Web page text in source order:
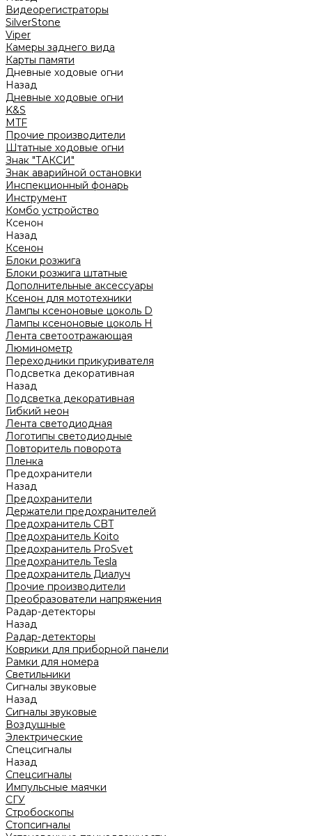
Видеорегистраторы
SilverStone
Viper
Камеры заднего вида
Карты памяти
Дневные ходовые огни
Назад
Дневные ходовые огни
K&S
MTF
Прочие производители
Штатные ходовые огни
Знак "ТАКСИ"
Знак аварийной остановки
Инспекционный фонарь
Инструмент
Комбо устройство
Ксенон
Назад
Ксенон
Блоки розжига
Блоки розжига штатные
Дополнительные аксессуары
Ксенон для мототехники
Лампы ксеноновые цоколь D
Лампы ксеноновые цоколь H
Лента светоотражающая
Люминометр
Переходники прикуривателя
Подсветка декоративная
Назад
Подсветка декоративная
Гибкий неон
Лента светодиодная
Логотипы светодиодные
Повторитель поворота
Пленка
Предохранители
Назад
Предохранители
Держатели предохранителей
Предохранитель CBT
Предохранитель Koito
Предохранитель ProSvet
Предохранитель Tesla
Предохранитель Диалуч
Прочие производители
Преобразователи напряжения
Радар-детекторы
Назад
Радар-детекторы
Коврики для приборной панели
Рамки для номера
Светильники
Сигналы звуковые
Назад
Сигналы звуковые
Воздушные
Электрические
Спецсигналы
Назад
Спецсигналы
Импульсные маячки
СГУ
Стробоскопы
Стопсигналы